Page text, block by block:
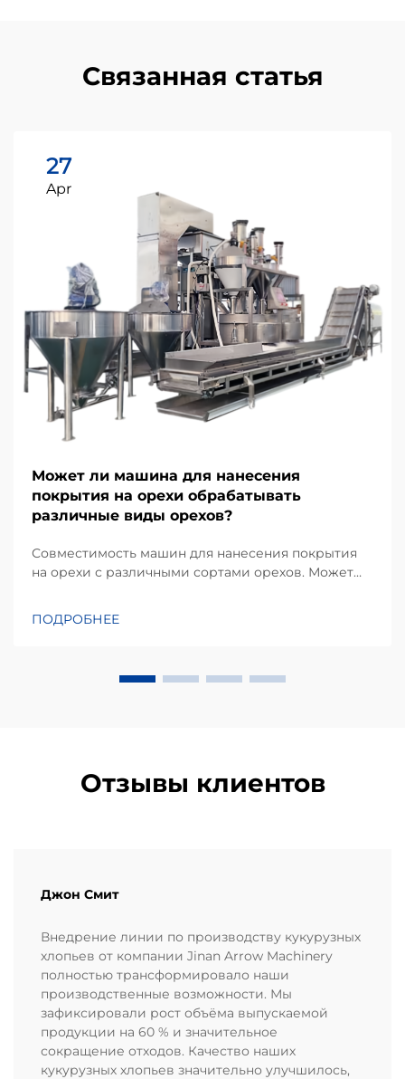
Связанная статья
27
Apr
Может ли машина для нанесения
покрытия на орехи обрабатывать
различные виды орехов?
Совместимость машин для нанесения покрытия
на орехи с различными сортами орехов. Может
задаваемых вопросов производителей пищевой
ПОДРОБНЕЕ
Отзывы клиентов
Джон Смит
Внедрение линии по производству кукурузных
хлопьев от компании Jinan Arrow Machinery
полностью трансформировало наши
производственные возможности. Мы
зафиксировали рост объёма выпускаемой
продукции на 60 % и значительное
сокращение отходов. Качество наших
кукурузных хлопьев значительно улучшилось,